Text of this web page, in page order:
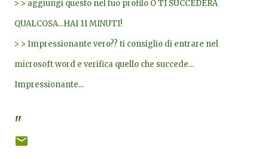
> > aggiungi questo nel tuo profilo O TI SUCCEDERA
QUALCOSA...HAI 11 MINUTI!
> > Impressionante vero?? ti consiglio di entrare nel
microsoft word e verifica quello che succede...
Impressionante...
"